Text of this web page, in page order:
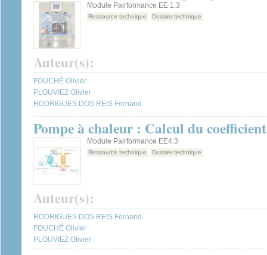
Module Pairformance EE 1.3
Ressource technique Dossier technique
Auteur(s):
FOUCHÉ Olivier
PLOUVIEZ Olivier
RODRIGUES DOS REIS Fernand
Pompe à chaleur : Calcul du
Module Pairformance EE4.3
Ressource technique Dossier technique
Auteur(s):
RODRIGUES DOS REIS Fernand
FOUCHÉ Olivier
PLOUVIEZ Olivier